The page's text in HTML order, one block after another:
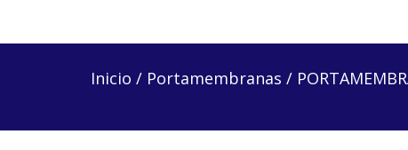
Inicio / Portamembranas /